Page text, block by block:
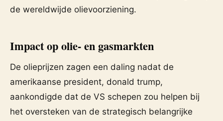
de wereldwijde olievoorziening.
Impact op olie- en gasmarkten
De olieprijzen zagen een daling nadat de
amerikaanse president, donald trump,
aankondigde dat de VS schepen zou helpen bij
het oversteken van de strategisch belangrijke